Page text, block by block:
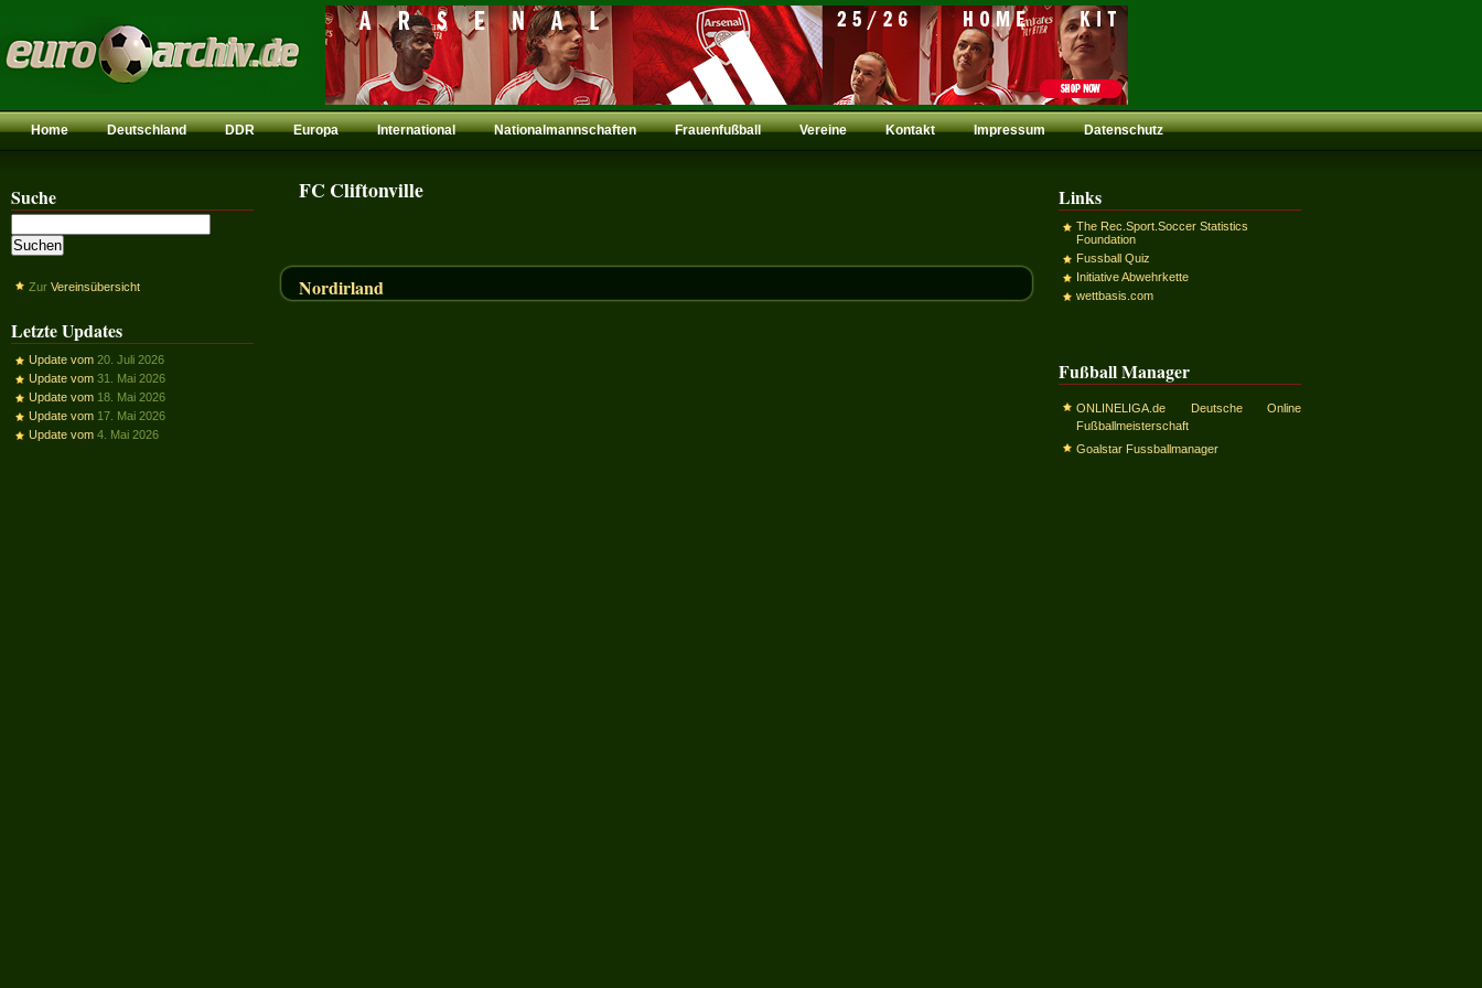
Home Deutschland DDR Europa International Nationalmannschaften Frauenfußball Vereine Kontakt Impressum Datenschutz
Suche
Zur Vereinsübersicht
Letzte Updates
Update vom 20. Juli 2026
Update vom 31. Mai 2026
Update vom 18. Mai 2026
Update vom 17. Mai 2026
Update vom 4. Mai 2026
FC Cliftonville
Nordirland
Links
The Rec.Sport.Soccer Statistics
Foundation
Fussball Quiz
Initiative Abwehrkette
wettbasis.com
Fußball Manager
ONLINELIGA.de Deutsche Online
Fußballmeisterschaft
Goalstar Fussballmanager